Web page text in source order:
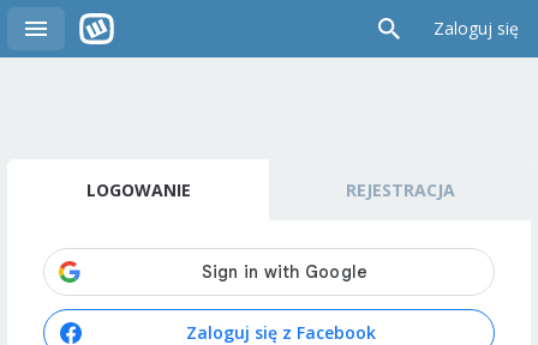
Zaloguj się
LOGOWANIE REJESTRACJA
Zaloguj się z Facebook